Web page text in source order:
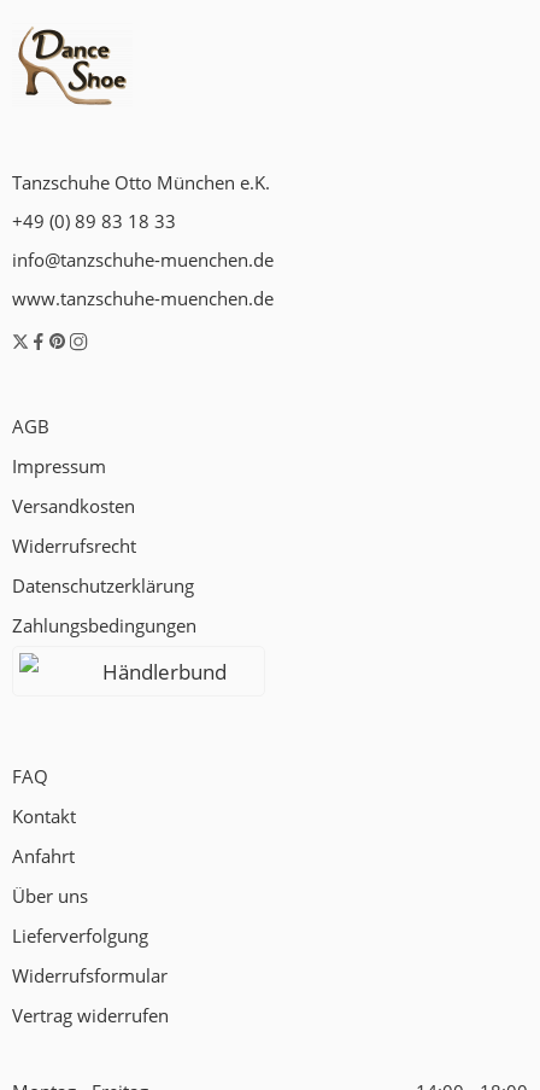
Tanzschuhe Otto München e.K.
+49 (0) 89 83 18 33
info@tanzschuhe-muenchen.de
www.tanzschuhe-muenchen.de
AGB
Impressum
Versandkosten
Widerrufsrecht
Datenschutzerklärung
Zahlungsbedingungen
Händlerbund
FAQ
Kontakt
Anfahrt
Über uns
Lieferverfolgung
Widerrufsformular
Vertrag widerrufen